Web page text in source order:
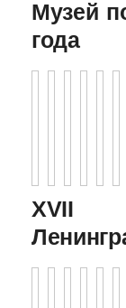
Музей
года
XVII